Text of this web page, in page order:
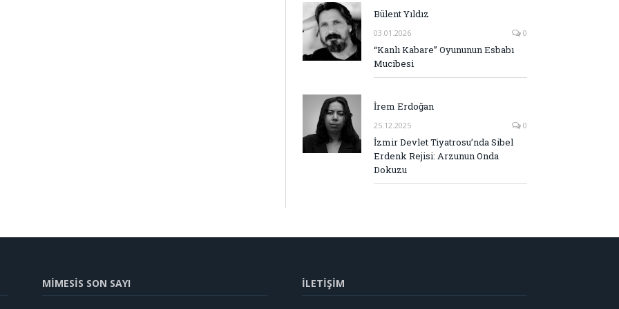
Bülent Yıldız
03.01.2026 0
“Kanlı Kabare” Oyununun Esbabı
Mucibesi
İrem Erdoğan
25.12.2025 0
İzmir Devlet Tiyatrosu’nda Sibel
Erdenk Rejisi: Arzunun Onda
Dokuzu
MİMESİS SON SAYI İLETİŞİM